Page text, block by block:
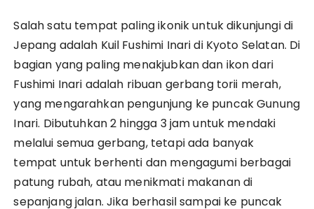
Salah satu tempat paling ikonik untuk dikunjungi di
Jepang adalah Kuil Fushimi Inari di Kyoto Selatan. Di
bagian yang paling menakjubkan dan ikon dari
Fushimi Inari adalah ribuan gerbang torii merah,
yang mengarahkan pengunjung ke puncak Gunung
Inari. Dibutuhkan 2 hingga 3 jam untuk mendaki
melalui semua gerbang, tetapi ada banyak
tempat untuk berhenti dan mengagumi berbagai
patung rubah, atau menikmati makanan di
sepanjang jalan. Jika berhasil sampai ke puncak